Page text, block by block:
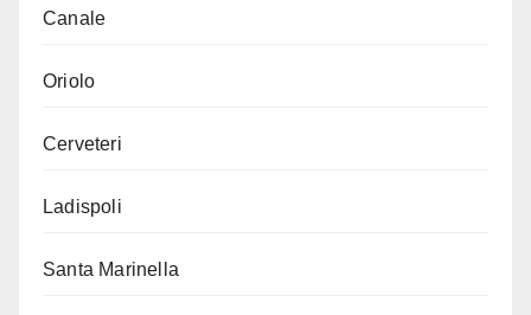
Canale
Oriolo
Cerveteri
Ladispoli
Santa Marinella